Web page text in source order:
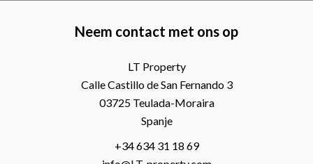
Neem contact met ons op
LT Property
Calle Castillo de San Fernando 3
03725Teulada-Moraira
Spanje
+34 634 31 18 69